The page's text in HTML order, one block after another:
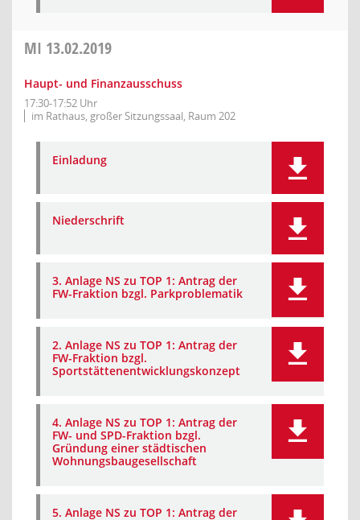
MI 13.02.2019
Haupt- und Finanzausschuss
17:30-17:52 Uhr
im Rathaus, großer Sitzungssaal, Raum 202
Einladung
Niederschrift
3. Anlage NS zu TOP 1: Antrag der
FW-Fraktion bzgl. Parkproblematik
2. Anlage NS zu TOP 1: Antrag der
FW-Fraktion bzgl.
Sportstättenentwicklungskonzept
4. Anlage NS zu TOP 1: Antrag der
FW- und SPD-Fraktion bzgl.
Gründung einer städtischen
Wohnungsbaugesellschaft
5. Anlage NS zu TOP 1: Antrag der